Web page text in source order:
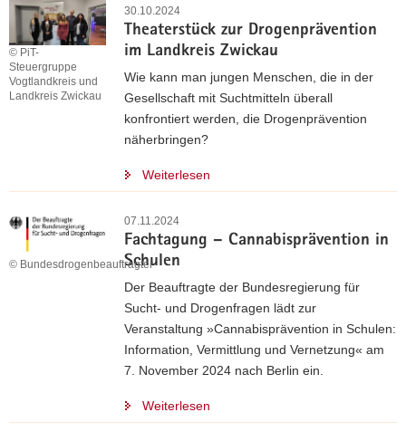
30.10.2024
Theaterstück zur Drogenprävention
im Landkreis Zwickau
© PiT-
Steuergruppe
Vogtlandkreis und
Landkreis Zwickau
Wie kann man jungen Menschen, die in der
Gesellschaft mit Suchtmitteln überall
konfrontiert werden, die Drogenprävention
näherbringen?
Weiterlesen
07.11.2024
Fachtagung – Cannabisprävention in
Schulen
© Bundesdrogenbeauftragter
Der Beauftragte der Bundesregierung für
Sucht- und Drogenfragen lädt zur
Veranstaltung »Cannabisprävention in Schulen:
Information, Vermittlung und Vernetzung« am
7. November 2024 nach Berlin ein.
Weiterlesen